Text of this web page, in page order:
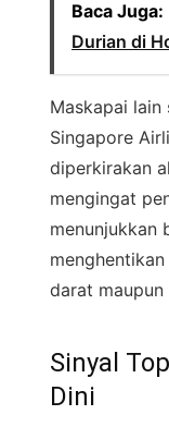
Baca Juga:
Durian di
Maskapai
Singapore
diperkirakan
mengingat
menunjukkan
darat maupun
Sinyal
Dini